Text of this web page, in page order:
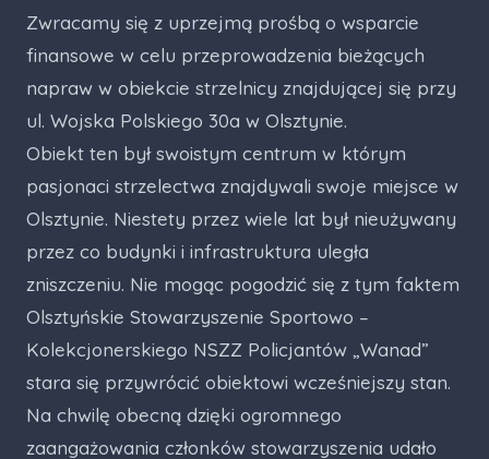
Zwracamy się z uprzejmą prośbą o wsparcie
finansowe w celu przeprowadzenia bieżących
napraw w obiekcie strzelnicy znajdującej się przy
ul. Wojska Polskiego 30a w Olsztynie.
Obiekt ten był swoistym centrum w którym
pasjonaci strzelectwa znajdywali swoje miejsce w
Olsztynie. Niestety przez wiele lat był nieużywany
przez co budynki i infrastruktura uległa
zniszczeniu. Nie mogąc pogodzić się z tym faktem
Olsztyńskie Stowarzyszenie Sportowo –
Kolekcjonerskiego NSZZ Policjantów „Wanad”
stara się przywrócić obiektowi wcześniejszy stan.
Na chwilę obecną dzięki ogromnego
zaangażowania członków stowarzyszenia udało